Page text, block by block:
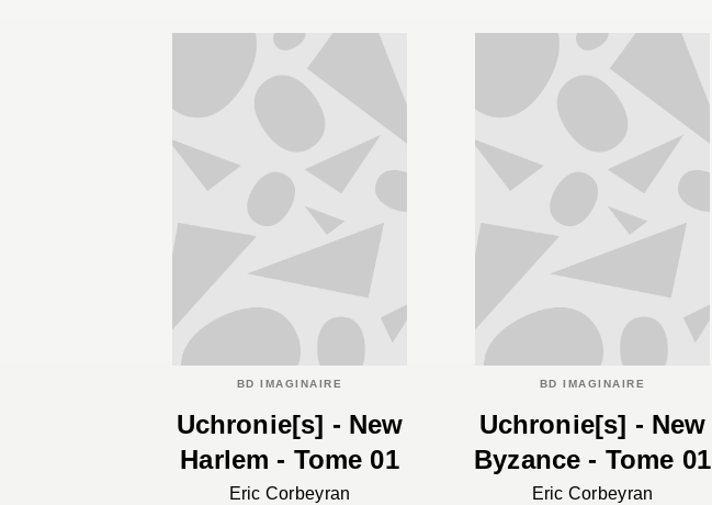
BD IMAGINAIRE
Uchronie[s] - New
Harlem - Tome 01
Eric Corbeyran
BD IMAGINAIRE
Uchronie[s] - New
Byzance - Tome 01
Eric Corbeyran